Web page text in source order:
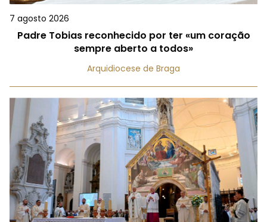
7 agosto 2026
Padre Tobias reconhecido por ter «um coração
sempre aberto a todos»
Arquidiocese de Braga